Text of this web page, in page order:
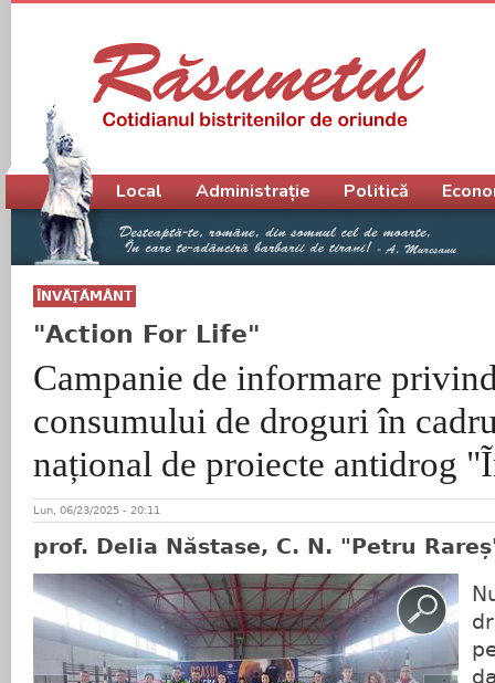
ÎNVĂŢĂMÂNT
"Action For Life"
Campanie de informare
consumului de droguri în
național de proiecte antidrog
Lun, 06/23/2025 - 20:11
prof. Delia Năstase, C. N. "Petru
Meniu principal
Local Administrație Politică